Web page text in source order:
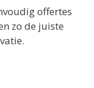
offertes
zo de juiste